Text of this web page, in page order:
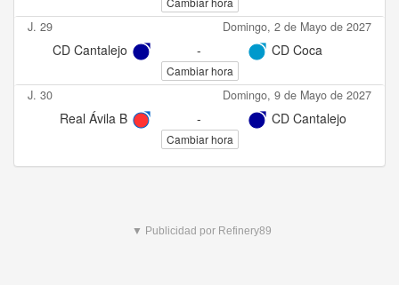
J. 29 Domingo, 2 de Mayo de 2027
CD Cantalejo - CD Coca
Cambiar hora
J. 30 Domingo, 9 de Mayo de 2027
Real Ávila B - CD Cantalejo
Cambiar hora
▼ Publicidad por Refinery89